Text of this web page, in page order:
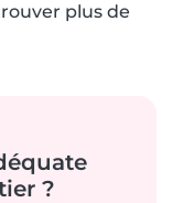
plus de
?